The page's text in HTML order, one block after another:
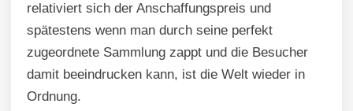
relativiert sich der Anschaffungspreis und
spätestens wenn man durch seine perfekt
zugeordnete Sammlung zappt und die Besucher
damit beeindrucken kann, ist die Welt wieder in
Ordnung.